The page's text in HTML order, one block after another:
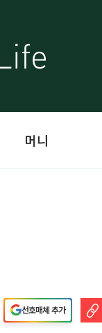
머니
선호매체 추가